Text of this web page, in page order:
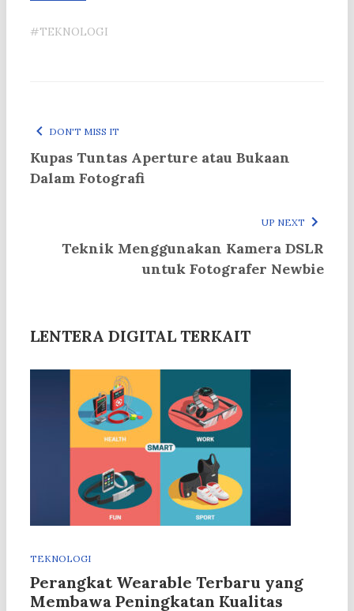
#TEKNOLOGI
DON'T MISS IT
Kupas Tuntas Aperture atau Bukaan
Dalam Fotografi
UP NEXT
Teknik Menggunakan Kamera DSLR
untuk Fotografer Newbie
LENTERA DIGITAL TERKAIT
TEKNOLOGI
Perangkat Wearable Terbaru yang
Membawa Peningkatan Kualitas